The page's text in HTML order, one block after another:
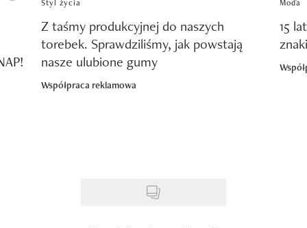
Styl życia
Z taśmy produkcyjnej do naszych
torebek. Sprawdziliśmy, jak powstają
nasze ulubione gumy
Współpraca reklamowa
Moda
15